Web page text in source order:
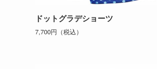
ドットグラデショーツ
7,700円（税込）